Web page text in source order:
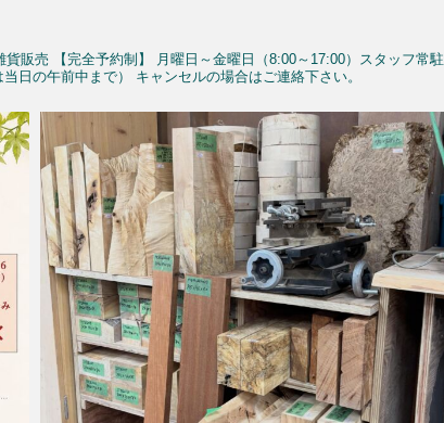
貨販売 【完全予約制】 月曜日～金曜日（8:00～17:00）スタッフ常駐
日の午前中まで）
キャンセルの場合はご連絡下さい。